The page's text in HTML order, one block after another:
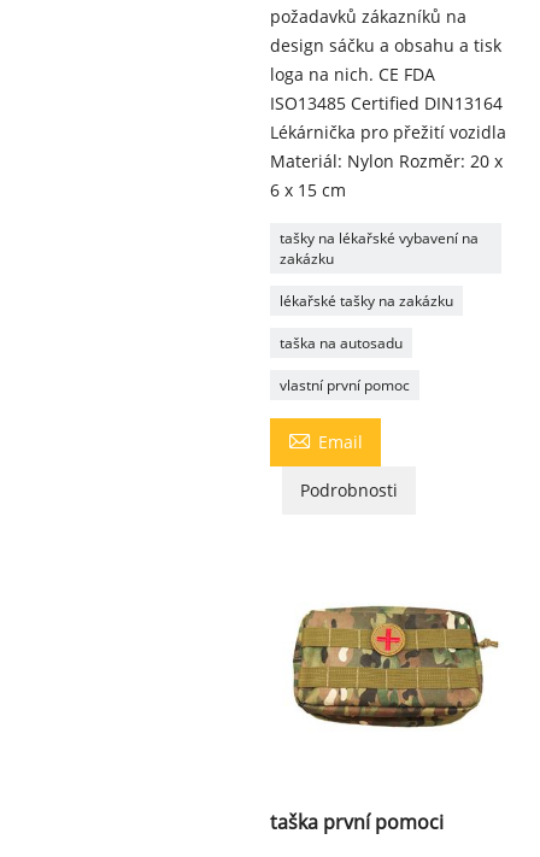
požadavků zákazníků na
design sáčku a obsahu a tisk
loga na nich. CE FDA
ISO13485 Certified DIN13164
Lékárnička pro přežití vozidla
Materiál: Nylon Rozměr: 20 x
6 x 15 cm
tašky na lékařské vybavení na
zakázku
lékařské tašky na zakázku
taška na autosadu
vlastní první pomoc
 Email
Podrobnosti
taška první pomoci